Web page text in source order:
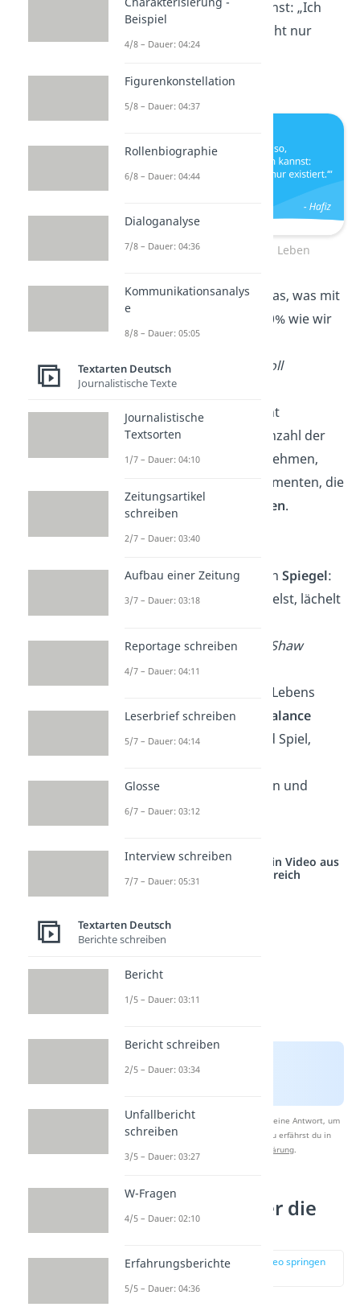
am Ende sagen kannst: „Ich
und nicht nur
— Hafiz
Weisheiten über das Leben
Das Leben ist 10% das, was mit
uns passiert, und 90% wie wir
daraufreagieren
— Charles R. Swindoll
Das Leben wird nicht
gemessen an der Anzahl der
Atemzüge, die wir nehmen,
sondern an den Momenten, die
uns denAtem rauben.
Das Leben ist wie ein Spiegel:
Wenn du hineinlächelst, lächelt
— George Bernard Shaw
Das Geheimnis des Lebens
besteht darin, die
Balance
zwischen Arbeit und Spiel,
Entspannung, Geben und
Nehmen zu finden.
Studyflix vernetzt: Hier ein Video aus
einem anderen Bereich
Nach Beantwortung speichern wir deine Antwort, um
Studyflix zu verbessern. Mehr dazu erfährst du in
Datenschutzerklärung.
Weisheiten über die
Liebe
zur Stelle im Video springen
Beispiel
4/8 – Dauer: 04:24
Figurenkonstellation
5/8 – Dauer: 04:37
Rollenbiographie
6/8 – Dauer: 04:44
Dialoganalyse
7/8 – Dauer: 04:36
Kommunikationsanalys
e
8/8 – Dauer: 05:05
Textarten Deutsch
Journalistische Texte
Journalistische
Textsorten
1/7 – Dauer: 04:10
Zeitungsartikel
schreiben
2/7 – Dauer: 03:40
Aufbau einer Zeitung
3/7 – Dauer: 03:18
Reportage schreiben
4/7 – Dauer: 04:11
Leserbrief schreiben
5/7 – Dauer: 04:14
Glosse
6/7 – Dauer: 03:12
Interview schreiben
7/7 – Dauer: 05:31
Textarten Deutsch
Berichte schreiben
Bericht
1/5 – Dauer: 03:11
Bericht schreiben
2/5 – Dauer: 03:34
Unfallbericht
schreiben
3/5 – Dauer: 03:27
W-Fragen
4/5 – Dauer: 02:10
Erfahrungsberichte
5/5 – Dauer: 04:36